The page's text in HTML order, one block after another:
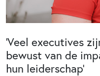
‘Veel executives
bewust van de
hun leiderschap’